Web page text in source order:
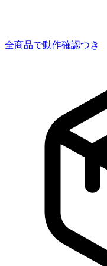
全商品で動作確認つき